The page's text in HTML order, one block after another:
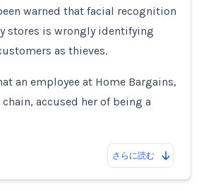
warned that facial recognition
stores is wrongly identifying
as thieves.
an employee at Home Bargains,
accused her of being a
さらに読む